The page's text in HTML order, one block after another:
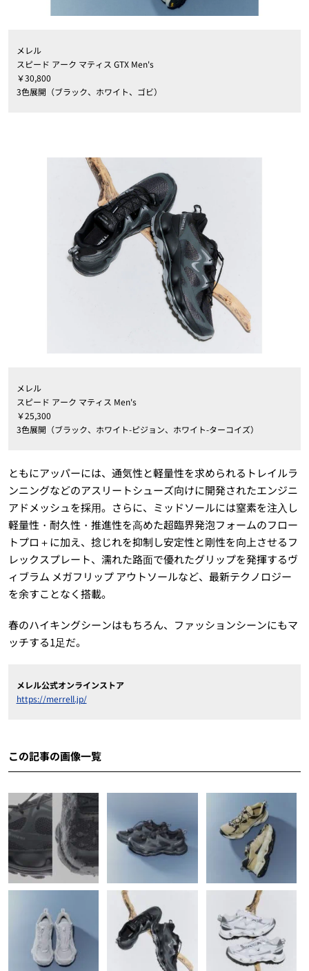
メレル
スピード アーク マティス GTX Men's
￥30,800
3色展開（ブラック、ホワイト、ゴビ）
メレル
スピード アーク マティス Men's
￥25,300
3色展開（ブラック、ホワイト-ピジョン、ホワイト-ターコイズ）
ともにアッパーには、通気性と軽量性を求められるトレイルラ
ンニングなどのアスリートシューズ向けに開発されたエンジニ
アドメッシュを採⽤。さらに、ミッドソールには窒素を注⼊し
軽量性・耐久性・推進性を⾼めた超臨界発泡フォームのフロー
トプロ＋に加え、捻じれを抑制し安定性と剛性を向上させるフ
レックスプレート、濡れた路⾯で優れたグリップを発揮するヴ
ィブラム メガフリップ アウトソールなど、最新テクノロジー
を余すことなく搭載。
春のハイキングシーンはもちろん、ファッションシーンにもマ
ッチする1⾜だ。
メレル公式オンラインストア
https://merrell.jp/
この記事の画像一覧